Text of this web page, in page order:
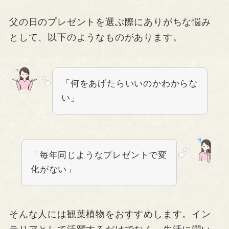
父の日のプレゼントを選ぶ際にありがちな悩み
として、以下のようなものがあります。
「何をあげたらいいのかわからな
い」
「毎年同じようなプレゼントで変
化がない」
そんな人には観葉植物をおすすめします。イン